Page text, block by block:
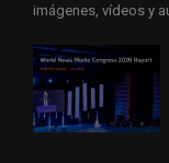
imágenes, vídeos y